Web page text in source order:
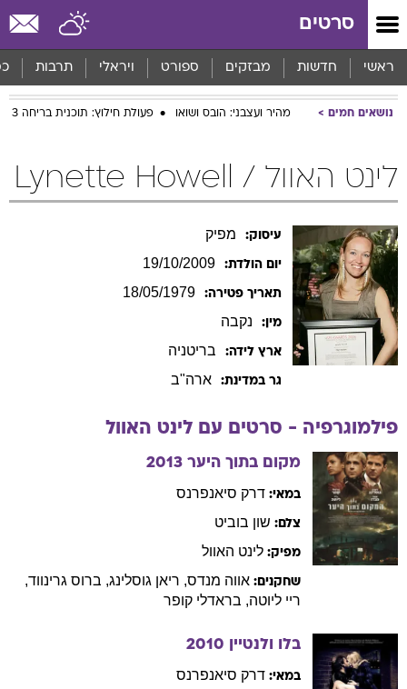
סרטים
ראשי חדשות מבזקים ספורט ויראלי תרבות
נושאים חמים מהיר ועצבני: הובס ושואו פעולת חילוץ: תוכנית בריחה 3
לינט האוול / Lynette Howell
עיסוק: מפיק
יום הולדת: 19/10/2009
תאריך פטירה: 18/05/1979
מין: נקבה
ארץ לידה: בריטניה
גר במדינת: ארה"ב
פילמוגרפיה - סרטים עם לינט האוול
מקום בתוך היער 2013
במאי: דרק סיאנפרנס
צלם: שון בוביט
מפיק: לינט האוול
שחקנים: אווה מנדס, ריאן גוסלינג, ברוס גרינווד,
ריי ליוטה, בראדלי קופר
בלו ולנטיין 2010
במאי: דרק סיאנפרנס